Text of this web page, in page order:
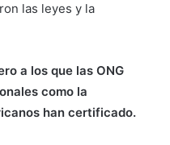
las leyes y la
a los que las ONG
como la
han certificado.